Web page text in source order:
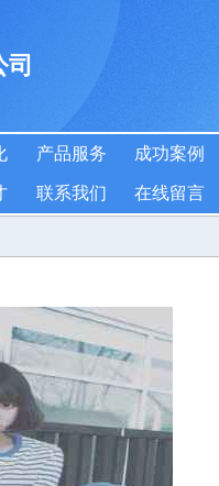
产品服务 成功案例
联系我们 在线留言